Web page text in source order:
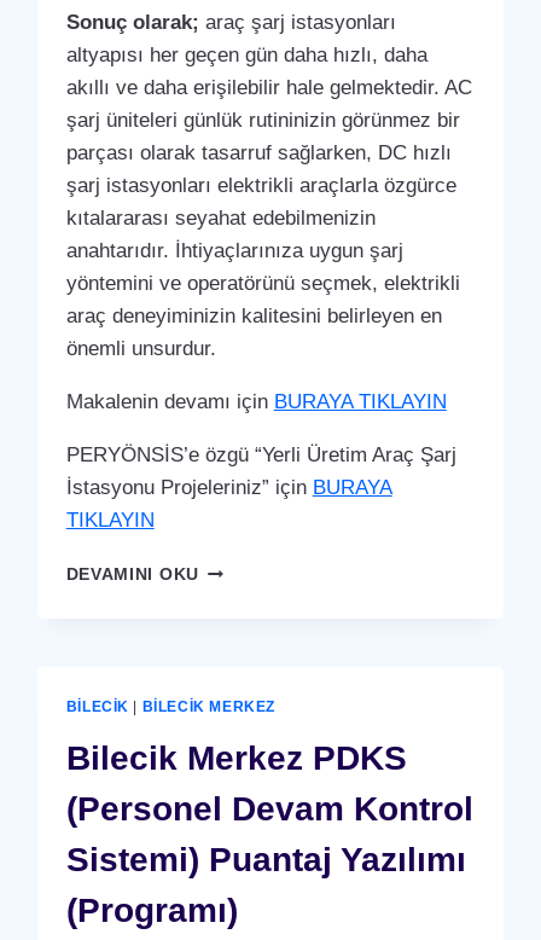
Sonuç olarak; araç şarj istasyonları
altyapısı her geçen gün daha hızlı, daha
akıllı ve daha erişilebilir hale gelmektedir. AC
şarj üniteleri günlük rutininizin görünmez bir
parçası olarak tasarruf sağlarken, DC hızlı
şarj istasyonları elektrikli araçlarla özgürce
kıtalararası seyahat edebilmenizin
anahtarıdır. İhtiyaçlarınıza uygun şarj
yöntemini ve operatörünü seçmek, elektrikli
araç deneyiminizin kalitesini belirleyen en
önemli unsurdur.
Makalenin devamı için BURAYA TIKLAYIN
PERYÖNSİS’e özgü “Yerli Üretim Araç Şarj
İstasyonu Projeleriniz” için BURAYA
TIKLAYIN
DEVAMINI OKUBILECIK
BILECIK BILECIK MERKEZ
Bilecik Merkez PDKS
(Personel Devam Kontrol
Sistemi) Puantaj Yazılımı
(Programı)